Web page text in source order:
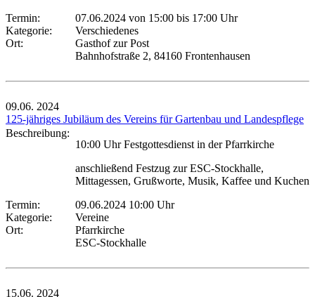
Termin: 07.06.2024 von 15:00 bis 17:00 Uhr
Kategorie:
Verschiedenes
Ort:
Gasthof zur Post
Bahnhofstraße 2, 84160 Frontenhausen
09.06. 2024
125-jähriges Jubiläum des Vereins für Gartenbau und Landespflege
Beschreibung:
10:00 Uhr Festgottesdienst in der Pfarrkirche
anschließend Festzug zur ESC-Stockhalle,
Mittagessen, Grußworte, Musik, Kaffee und Kuchen
Termin:
09.06.2024 10:00 Uhr
Kategorie:
Vereine
Ort:
Pfarrkirche
ESC-Stockhalle
15.06. 2024